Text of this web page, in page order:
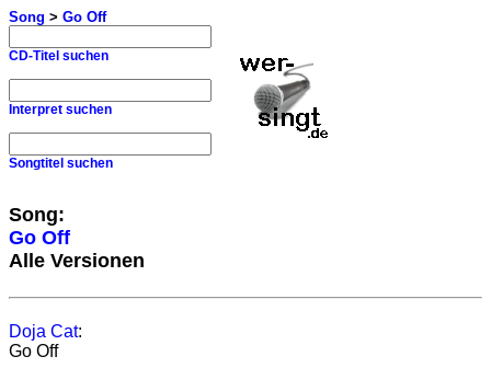
Song > Go Off
CD-Titel suchen
Interpret suchen
Songtitel suchen
Song:
Go Off
Alle Versionen
Doja Cat:
Go Off